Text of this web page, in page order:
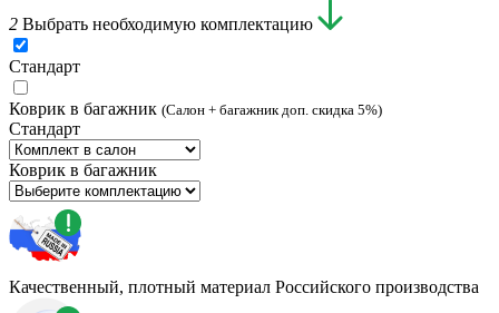
2 Выбрать необходимую комплектацию
Стандарт
Коврик в багажник (Салон + багажник доп. скидка 5%)
Стандарт
Коврик в багажник
Качественный, плотный материал Российского производства